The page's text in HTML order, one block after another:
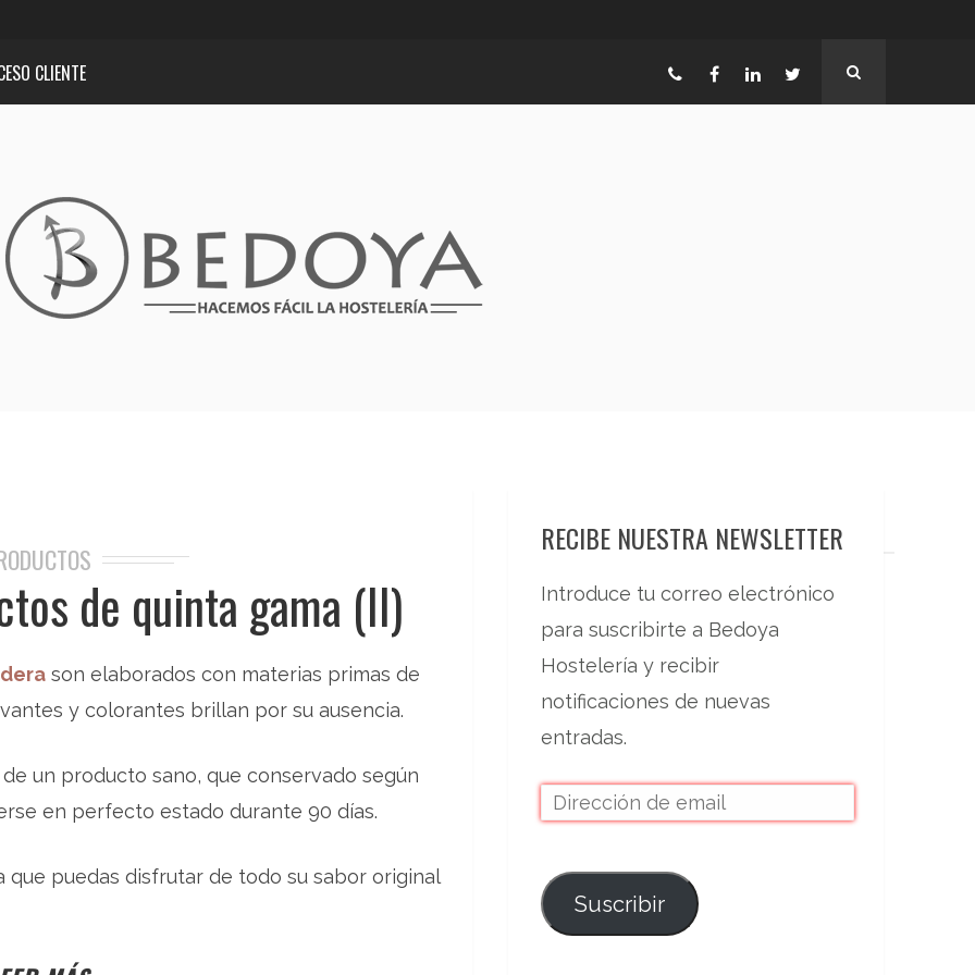
CLIENTE
de quinta gama (II)
son elaborados con materias primas de
y colorantes brillan por su ausencia.
un producto sano, que conservado según
en perfecto estado durante 90 días.
que puedas disfrutar de todo su sabor original
RECIBE NUESTRA NEWSLETTER
Introduce tu correo electrónico
para suscribirte a Bedoya
Hostelería y recibir
notificaciones de nuevas
entradas.
Suscribir